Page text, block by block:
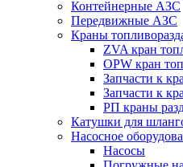
Контейнерные АЗС
Передвижные АЗС
Краны
ZVA кран
OPW кран
Запчасти к
Запчасти к
РП краны
Катушки для
Насосное
Насосы